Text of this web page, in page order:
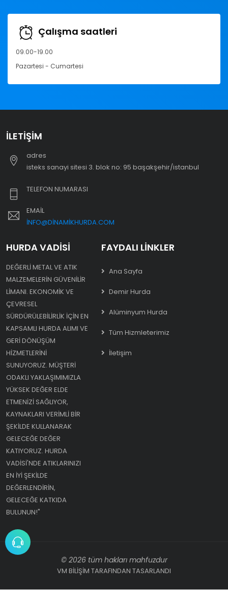
Çalışma saatleri
09.00-19.00
Pazartesi - Cumartesi
İLETIŞIM
adres
i̇steks sanayi sitesi 3. blok no: 95 başakşehir/i̇stanbul
TELEFON NUMARASI
EMAIL
INFO@DINAMIKHURDA.COM
HURDA VADISI
DEĞERLI METAL VE ATIK
MALZEMELERIN GÜVENILIR
LIMANI. EKONOMIK VE
ÇEVRESEL
SÜRDÜRÜLEBILIRLIK IÇIN EN
KAPSAMLI HURDA ALIMI VE
GERI DÖNÜŞÜM
HIZMETLERINI
SUNUYORUZ. MÜŞTERI
ODAKLI YAKLAŞIMIMIZLA
YÜKSEK DEĞER ELDE
ETMENIZI SAĞLIYOR,
KAYNAKLARI VERIMLI BIR
ŞEKILDE KULLANARAK
GELECEĞE DEĞER
KATIYORUZ. HURDA
VADISI'NDE ATIKLARINIZI
EN IYI ŞEKILDE
DEĞERLENDIRIN,
GELECEĞE KATKIDA
BULUNUN!"
FAYDALI LINKLER
Ana Sayfa
Demir Hurda
Alüminyum Hurda
Tüm Hizmleterimiz
İletişim
© 2026 tüm hakları mahfuzdur
VM BİLİŞİM TARAFINDAN TASARLANDI